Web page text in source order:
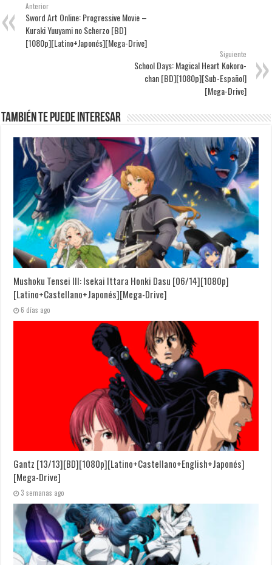
Anterior
Sword Art Online: Progressive Movie –
Kuraki Yuuyami no Scherzo [BD]
[1080p][Latino+Japonés][Mega-Drive]
Siguiente
School Days: Magical Heart Kokoro-
chan [BD][1080p][Sub-Español]
[Mega-Drive]
También te puede interesar
Mushoku Tensei III: Isekai Ittara Honki Dasu [06/14][1080p]
[Latino+Castellano+Japonés][Mega-Drive]
6 días ago
Gantz [13/13][BD][1080p][Latino+Castellano+English+Japonés]
[Mega-Drive]
3 semanas ago